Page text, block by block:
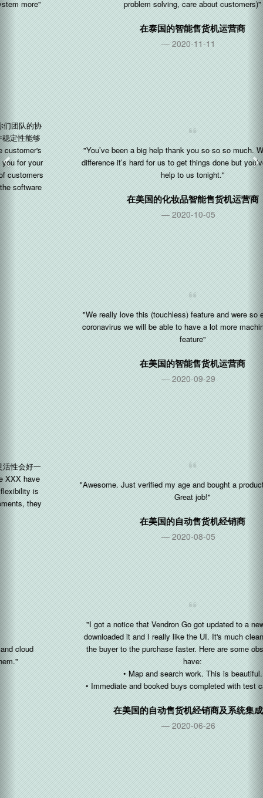
problem solving, care about customers)"
在泰国的智能售货机运营商
2020-11-11
"You’ve been a big help thank you so so so much. With the time
difference it’s hard for us to get things done but you’ve been a big
help to us tonight."
在美国的化妆品智能售货机运营商
2020-10-05
"We really love this (touchless) feature and were so excited, with
coronavirus we will be able to have a lot more machines with this
feature"
在美国的智能售货机运营商
2020-09-29
"Awesome. Just verified my age and bought a product with crypto.
Great job!"
在美国的自动售货机经销商
2020-08-05
"I got a notice that Vendron Go got updated to a new version. I
downloaded it and I really like the UI. It's much cleaner and gets
the buyer to the purchase faster. Here are some observations I
have:
• Map and search work. This is beautiful.
• Immediate and booked buys completed with test card nicely."
在美国的自动售货机经销商及系统集成商
2020-06-26